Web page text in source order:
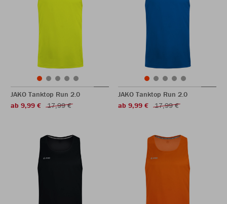
JAKO Tanktop Run 2.0
ab 9,99 €
17,99 €
JAKO Tanktop Run 2.0
ab 9,99 €
17,99 €